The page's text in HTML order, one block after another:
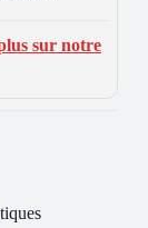
sur notre